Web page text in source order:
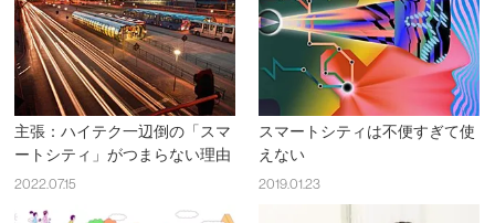
主張：ハイテク一辺倒の「スマ
ートシティ」がつまらない理由
2022.07.15
スマートシティは不便すぎて使
えない
2019.01.23